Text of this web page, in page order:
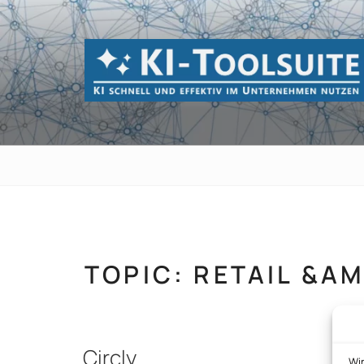
Zum
Inhalt
springen
KI-
KI schnell und effektiv im Unternehmen
TOPIC: RETAIL
Circly